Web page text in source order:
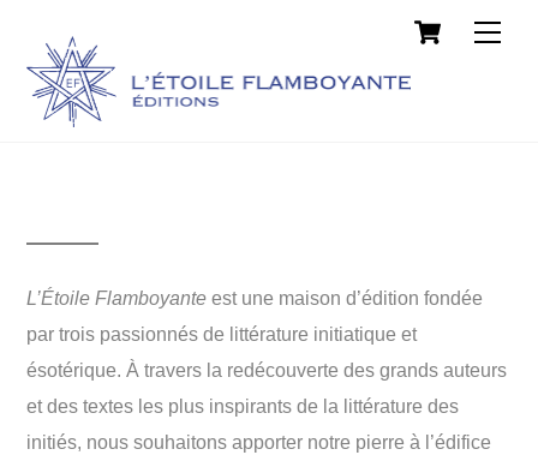
content
Cart
L’Étoile Flamboyanteest une maison d’édition fondée
par trois passionnés de littérature initiatique et
ésotérique. À travers la redécouverte des grands auteurs
et des textes les plus inspirants de la littérature des
initiés, nous souhaitons apporter notre pierre à l’édifice